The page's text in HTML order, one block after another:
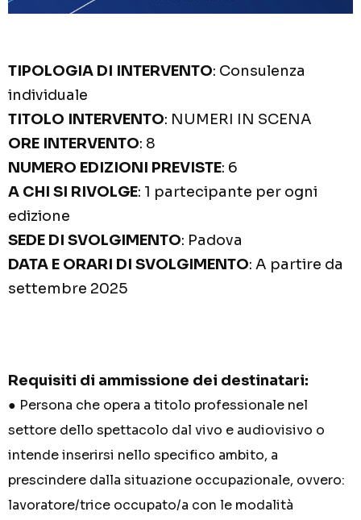
TIPOLOGIA DI INTERVENTO: Consulenza
individuale
TITOLO INTERVENTO: NUMERI IN SCENA
ORE INTERVENTO: 8
NUMERO EDIZIONI PREVISTE: 6
A CHI SI RIVOLGE: 1 partecipante per ogni
edizione
SEDE DI SVOLGIMENTO: Padova
DATA E ORARI DI SVOLGIMENTO: A partire da
settembre 2025
Requisiti di ammissione dei destinatari:
● Persona che opera a titolo professionale nel
settore dello spettacolo dal vivo e audiovisivo o
intendeinserirsi nello specifico ambito, a
prescindere dalla situazione occupazionale, ovvero:
lavoratore/trice occupato/a con le modalità